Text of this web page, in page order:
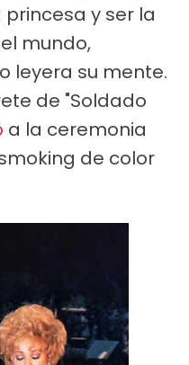
y ser la
mundo,
leyera su mente.
de "Soldado
a la ceremonia
de color